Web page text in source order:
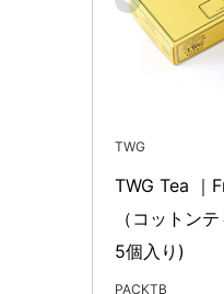
TWG
TWG Tea ｜
（コットン
5個入り)
PACKTB